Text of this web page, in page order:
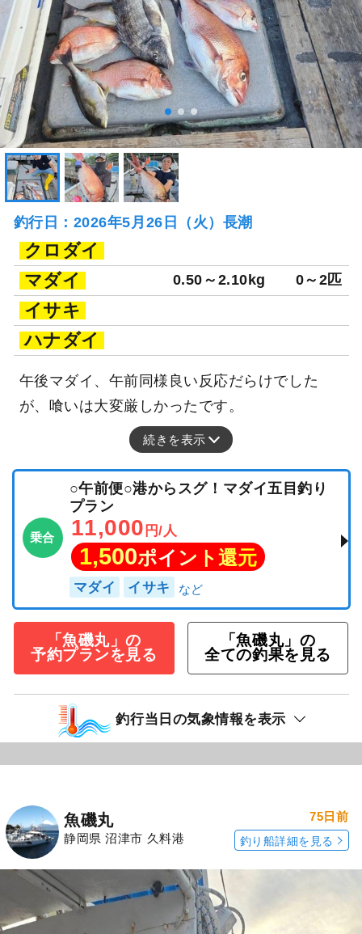
釣行日：2026年5月26日（火）長潮
クロダイ
マダイ
0.50～2.10kg 0～2匹
イサキ
ハナダイ
午後マダイ、午前同様良い反応だらけでした
が、喰いは大変厳しかったです。
続きを表示
乗合
○午前便○港からスグ！マダイ五目釣り
プラン
11,000 円/人
1,500ポイント還元
マダイ イサキ
「魚磯丸」の
予約プランを見る
「魚磯丸」の
全ての釣果を見る
釣行当日の気象情報を表示
魚磯丸
静岡県 沼津市 久料港
75日前
釣り船詳細を見る